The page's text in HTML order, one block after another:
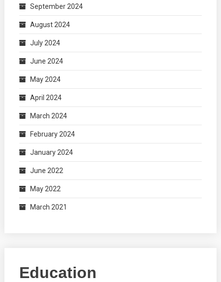
September 2024
August 2024
July 2024
June 2024
May 2024
April 2024
March 2024
February 2024
January 2024
June 2022
May 2022
March 2021
Education